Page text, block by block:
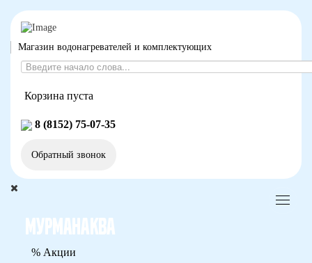
Магазин водонагревателей и комплектующих
Корзина пуста
8 (8152) 75-07-35
Обратный звонок
% Акции